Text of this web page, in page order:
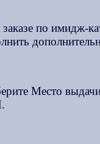
по имидж-
Место